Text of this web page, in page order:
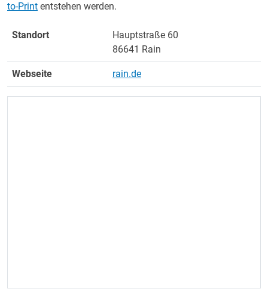
to-Print entstehen werden.
Standort
Hauptstraße 60
86641 Rain
Webseite rain.de